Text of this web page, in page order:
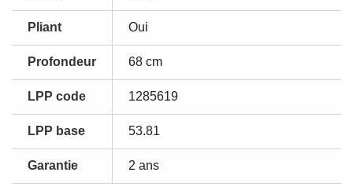
Pliant Oui
Profondeur 68 cm
LPP code 1285619
LPP base 53.81
Garantie 2 ans